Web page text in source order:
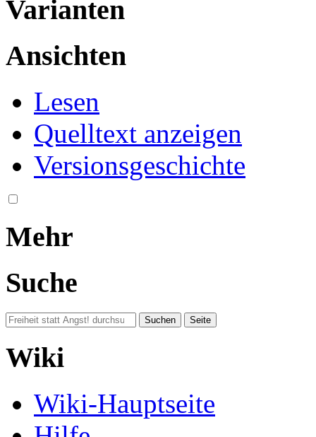
Varianten
Ansichten
Lesen
Quelltext anzeigen
Versionsgeschichte
Mehr
Suche
Wiki
Wiki-Hauptseite